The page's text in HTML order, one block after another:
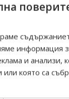
на Негово
с лукс. Тази
и модата.“,
информация
и анализи,
която са